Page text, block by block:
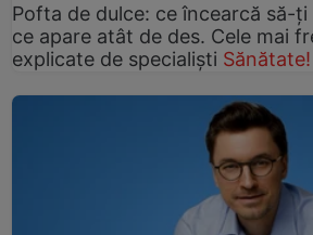
Pofta de dulce: ce încearcă să-
ce apare atât de des. Cele mai
explicate de specialiști Sănătate!